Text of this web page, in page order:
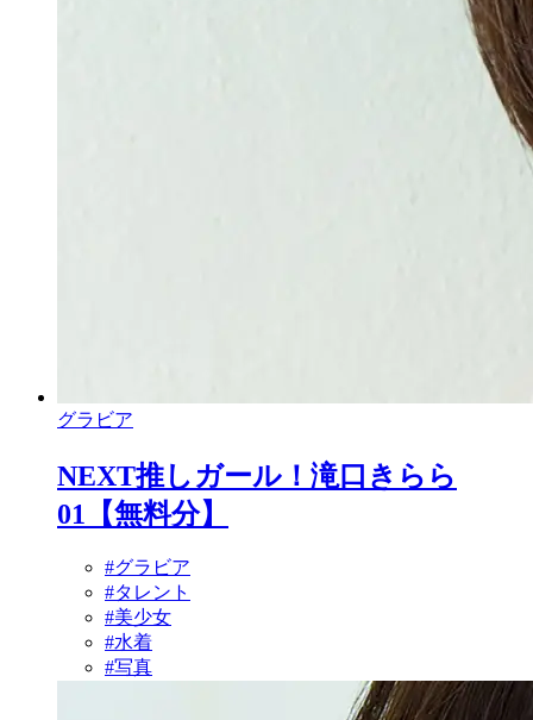
グラビア
NEXT推しガール！滝口きらら
01【無料分】
#グラビア
#タレント
#美少女
#水着
#写真